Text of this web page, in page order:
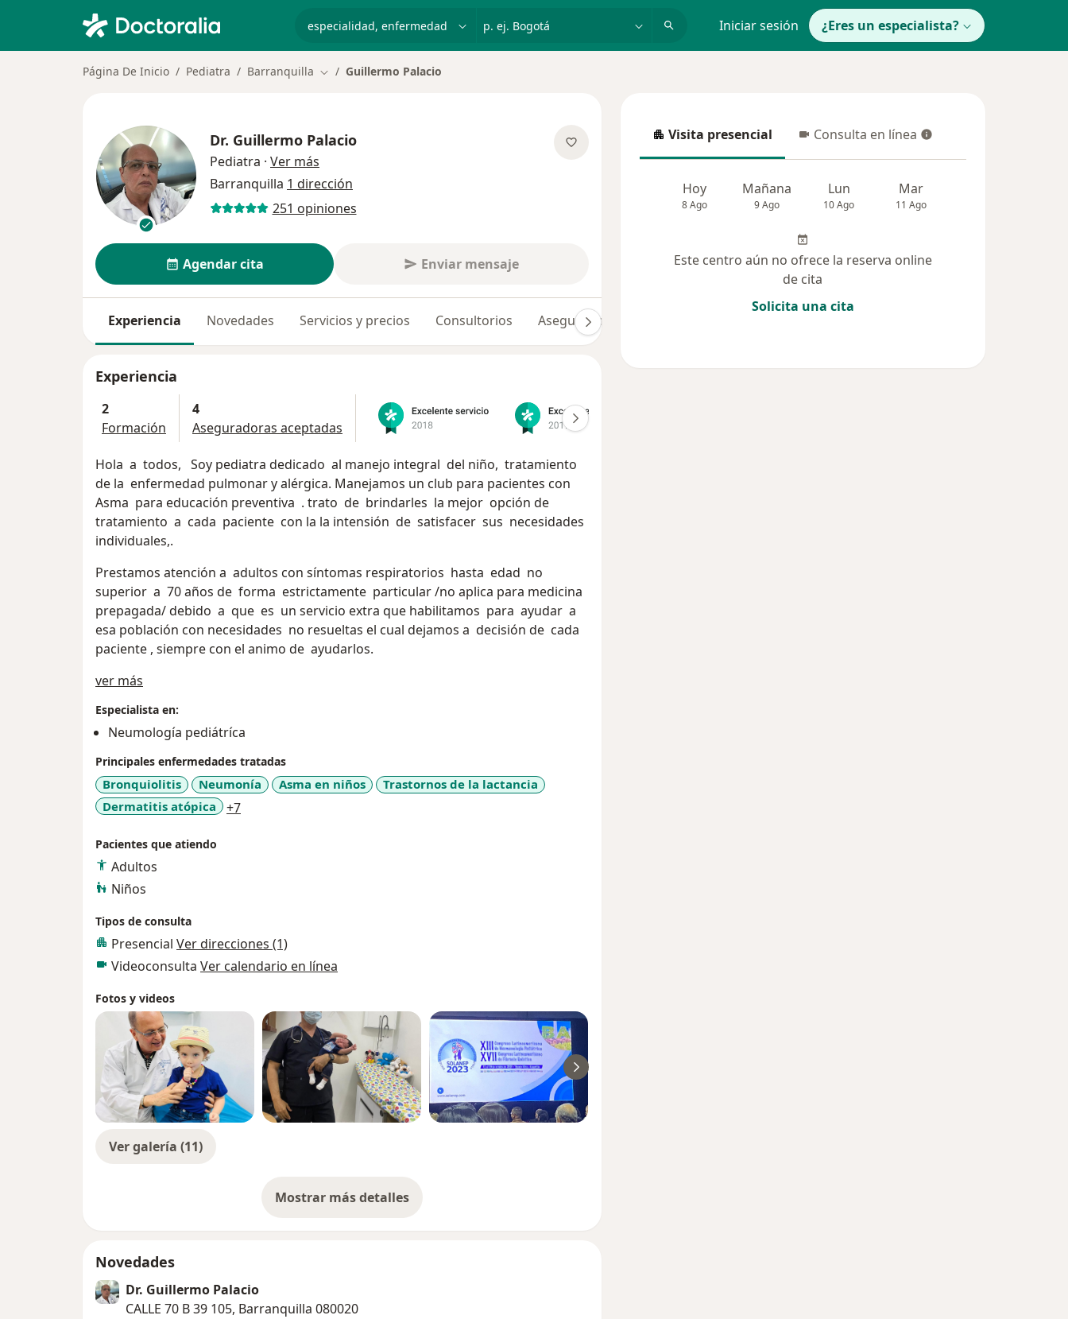
p. ej. Bogotá Iniciar sesión ¿Eres un especialista?
Página De Inicio Pediatra Barranquilla Cambiar de ciudad
Guillermo Palacio
Dr. Guillermo Palacio
Pediatra · Ver más
Barranquilla 1 dirección
251 opiniones
Agendar cita Enviar mensaje
Experiencia Novedades Servicios y precios Consultorios Aseguradoras
Experiencia
2
Formación
4
Aseguradoras aceptadas
Hola a todos, Soy pediatra dedicado al manejo integral del niño, tratamiento
de la enfermedad pulmonar y alérgica. Manejamos un club para pacientes con
Asma para educación preventiva . trato de brindarles la mejor opción de
tratamiento a cada paciente con la la intensión de satisfacer sus necesidades
individuales,.
Prestamos atención a adultos con síntomas respiratorios hasta edad no
superior a 70 años de forma estrictamente particular /no aplica para medicina
prepagada/ debido a que es un servicio extra que habilitamos para ayudar a
esa población con necesidades no resueltas el cual dejamos a decisión de cada
paciente , siempre con el animo de ayudarlos.
ver más
Especialista en:
Neumología pediátríca
Principales enfermedades tratadas
Bronquiolitis Neumonía Asma en niños
Trastornos de la lactancia
Dermatitis atópica
+7a11y_sr_more_diseases
Pacientes que atiendo
Adultos
Niños
Tipos de consulta
Presencial Ver direcciones (1)
Videoconsulta Ver calendario en línea
Fotos y videos
Ver galería (11)
Mostrar más detalles
sobre la experiencia
Novedades
Dr. Guillermo Palacio
CALLE 70 B 39 105, Barranquilla 080020
Visita presencial
Visita presencial Consulta en línea
Consulta en línea
Hoy
8 Ago
Mañana
9 Ago
Lun
10 Ago
Mar
11 Ago
Este centro aún no ofrece la reserva online
de cita
Solicita una cita